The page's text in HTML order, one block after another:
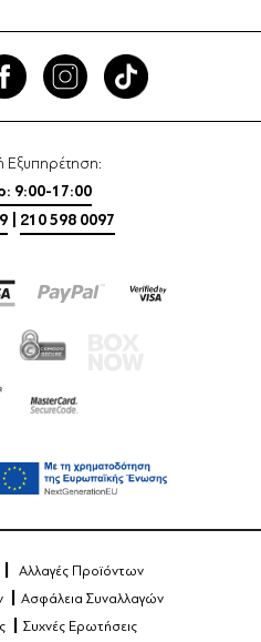
Εξυπηρέτηση:
9:00-17:00
210 598 0097
Αλλαγές Προϊόντων
Ασφάλεια Συναλλαγών
Συχνές Ερωτήσεις